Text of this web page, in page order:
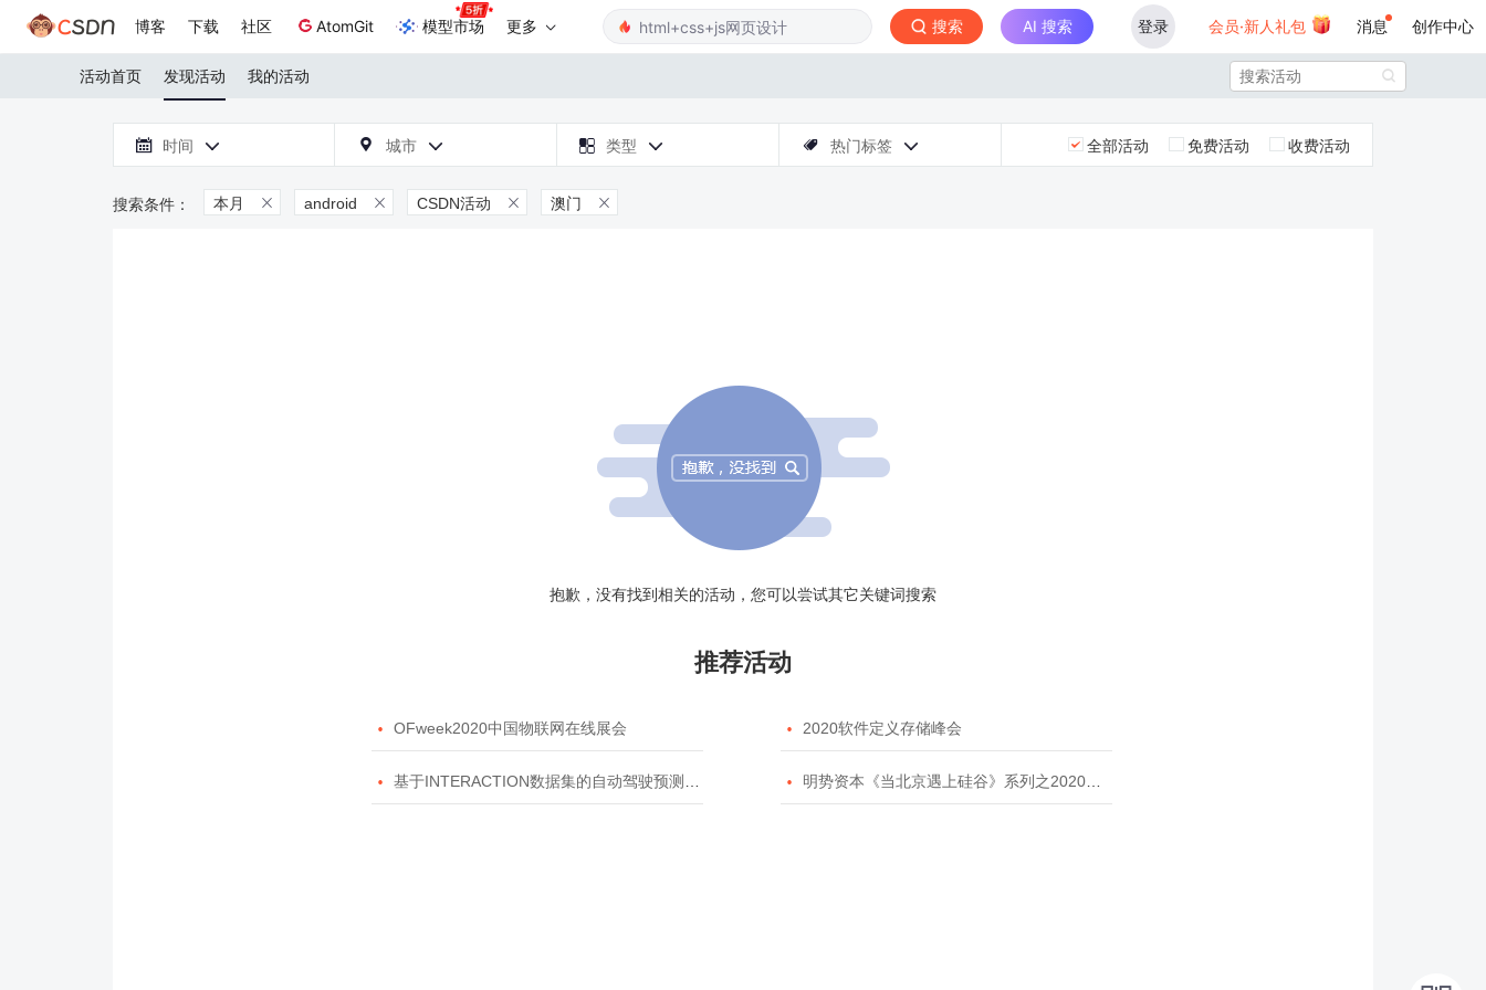
博客 下载 社区 AtomGit 模型市场 更多 搜索 AI 搜索 登录 会员·新人礼包 消息 创作中心
活动首页 发现活动 我的活动 
 时间   城市   类型   热门标签  全部活动 免费活动 收费活动
本月  android  CSDN活动  澳门 
抱歉，没有找到相关的活动，您可以尝试其它关键词搜索
推荐活动
 OFweek2020中国物联网在线展会  2020软件定义存储峰会
 基于INTERACTION数据集的自动驾驶预测模型挑战赛  明势资本《当北京遇上硅谷》系列之2020年度开源峰会